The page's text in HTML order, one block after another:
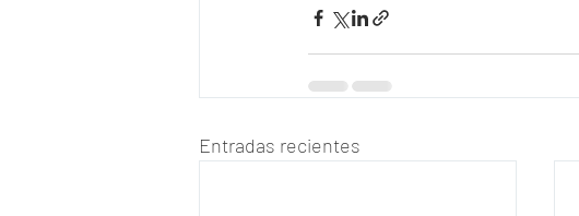
Entradas recientes